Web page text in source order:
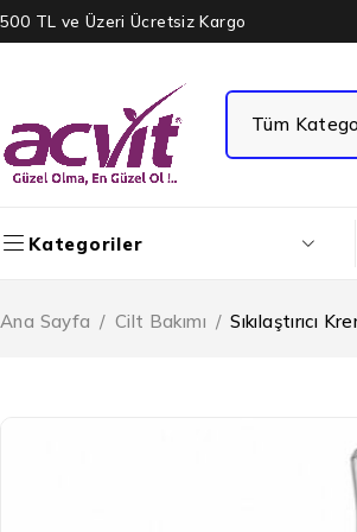
500 TL ve Üzeri Ücretsiz Kargo
Kategoriler
Ana Sayfa / Cilt Bakımı / Sıkılaştırıcı